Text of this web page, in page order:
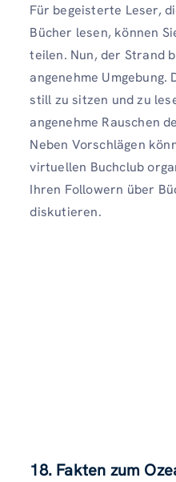
Für begeisterte Leser,
Bücher lesen, können
teilen. Nun, der Strand
angenehme Umgebung.
still zu sitzen und zu
angenehme Rauschen
Neben Vorschlägen
virtuellen Buchclub
Ihren Followern über
diskutieren.
18. Fakten zum